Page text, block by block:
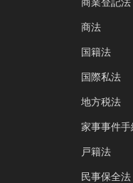
商法
国籍法
国際私法
地方税法
家事事件手
戸籍法
民事保全法